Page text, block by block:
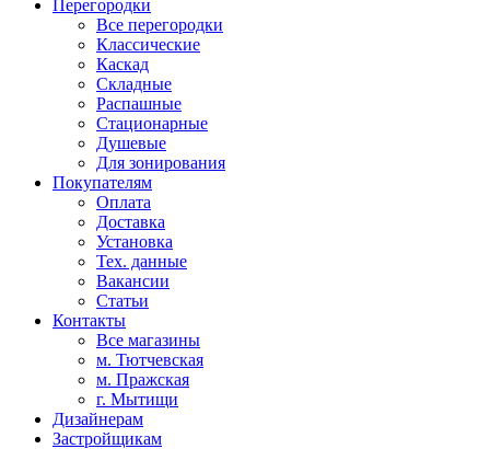
Перегородки
Все перегородки
Классические
Каскад
Складные
Распашные
Стационарные
Душевые
Для зонирования
Покупателям
Оплата
Доставка
Установка
Тех. данные
Вакансии
Статьи
Контакты
Все магазины
м. Тютчевская
м. Пражская
г. Мытищи
Дизайнерам
Застройщикам